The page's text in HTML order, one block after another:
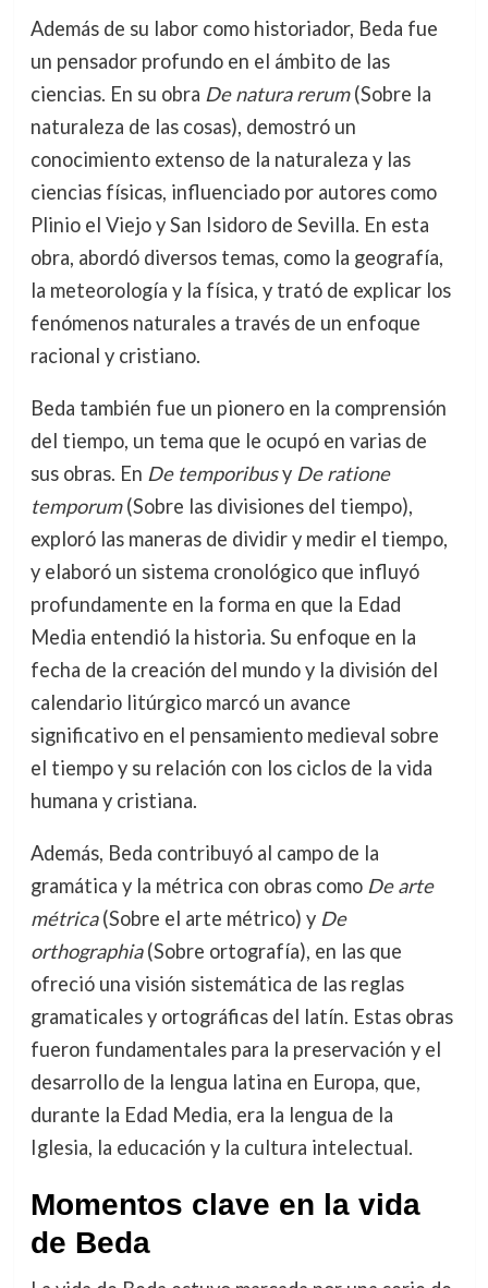
Además de su labor como historiador, Beda fue
un pensador profundo en el ámbito de las
ciencias. En su obra De natura rerum(Sobre la
naturaleza de las cosas), demostró un
conocimiento extenso de la naturaleza y las
ciencias físicas, influenciado por autores como
Plinio el Viejo y San Isidoro de Sevilla. En esta
obra, abordó diversos temas, como la geografía,
la meteorología y la física, y trató de explicar los
fenómenos naturales a través de un enfoque
racional y cristiano.
Beda también fue un pionero en la comprensión
del tiempo, un tema que le ocupó en varias de
sus obras. En De temporibusy De ratione
temporum(Sobre las divisiones del tiempo),
exploró las maneras de dividir y medir el tiempo,
y elaboró un sistema cronológico que influyó
profundamente en la forma en que la Edad
Media entendió la historia. Su enfoque en la
fecha de la creación del mundo y la división del
calendario litúrgico marcó un avance
significativo en el pensamiento medieval sobre
el tiempo y su relación con los ciclos de la vida
humana y cristiana.
Además, Beda contribuyó al campo de la
gramática y la métrica con obras como De arte
métrica(Sobre el arte métrico) y De
orthographia(Sobre ortografía), en las que
ofreció una visión sistemática de las reglas
gramaticales y ortográficas del latín. Estas obras
fueron fundamentales para la preservación y el
desarrollo de la lengua latina en Europa, que,
durante la Edad Media, era la lengua de la
Iglesia, la educación y la cultura intelectual.
Momentos clave en la vida
de Beda